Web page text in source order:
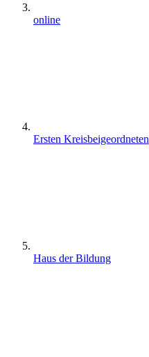
online
Ersten Kreisbeigeordneten
Haus der Bildung